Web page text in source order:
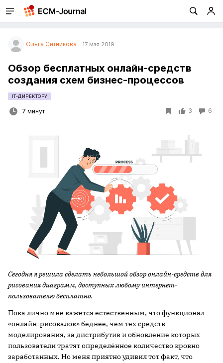
Ольга Ситникова 17 мая 2019
Обзор бесплатных онлайн-средств
создания схем бизнес-процессов
IT-ДИРЕКТОРУ
7 минут 3 6
Сегодня я решила сделать небольшой обзор онлайн-средств для
рисования диаграмм, доступных любому интернет-
пользователю бесплатно.
Пока лично мне кажется естественным, что функционал
«онлайн-рисовалок» беднее, чем тех средств
моделирования, за дистрибутив и обновление которых
пользователи тратят определённое количество кровно
заработанных. Но меня приятно удивил тот факт, что